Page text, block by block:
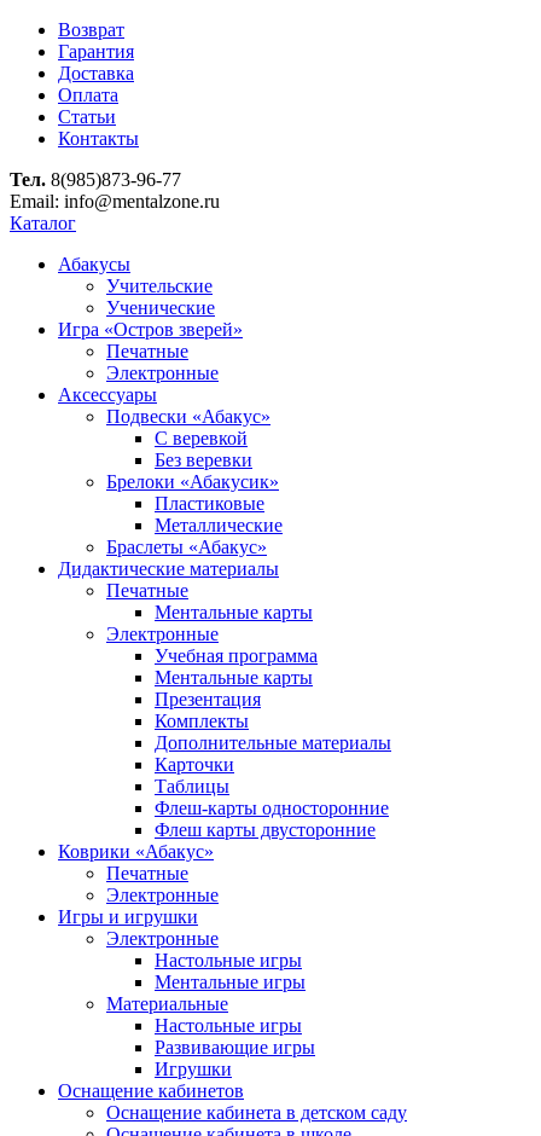
Возврат
Гарантия
Доставка
Оплата
Статьи
Контакты
Тел. 8(985)873-96-77
Email: info@mentalzone.ru
Каталог
Абакусы
Учительские
Ученические
Игра «Остров зверей»
Печатные
Электронные
Аксессуары
Подвески «Абакус»
С веревкой
Без веревки
Брелоки «Абакусик»
Пластиковые
Металлические
Браслеты «Абакус»
Дидактические материалы
Печатные
Ментальные карты
Электронные
Учебная программа
Ментальные карты
Презентация
Комплекты
Дополнительные материалы
Карточки
Таблицы
Флеш-карты односторонние
Флеш карты двусторонние
Коврики «Абакус»
Печатные
Электронные
Игры и игрушки
Электронные
Настольные игры
Ментальные игры
Материальные
Настольные игры
Развивающие игры
Игрушки
Оснащение кабинетов
Оснащение кабинета в детском саду